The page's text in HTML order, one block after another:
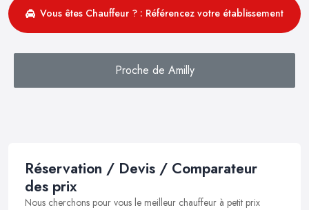
Vous êtes Chauffeur ? : Référencez votre établissement
Proche de Amilly
Réservation / Devis / Comparateur
des prix
Nous cherchons pour vous le meilleur chauffeur à petit prix